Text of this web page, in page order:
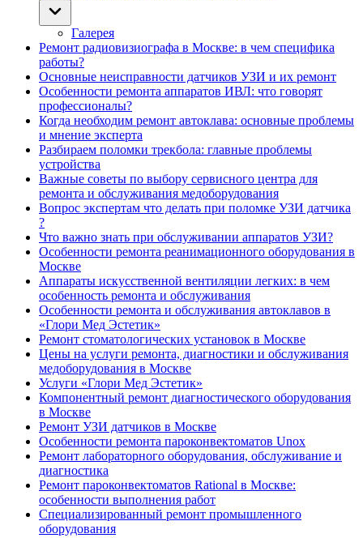
Галерея
Ремонт радиовизиографа в Москве: в чем специфика
работы?
Основные неисправности датчиков УЗИ и их ремонт
Особенности ремонта аппаратов ИВЛ: что говорят
профессионалы?
Когда необходим ремонт автоклава: основные проблемы
и мнение эксперта
Разбираем поломки трекбола: главные проблемы
устройства
Важные советы по выбору сервисного центра для
ремонта и обслуживания медоборудования
Вопрос экспертам что делать при поломке УЗИ датчика
?
Что важно знать при обслуживании аппаратов УЗИ?
Особенности ремонта реанимационного оборудования в
Москве
Аппараты искусственной вентиляции легких: в чем
особенность ремонта и обслуживания
Особенности ремонта и обслуживания автоклавов в
«Глори Мед Эстетик»
Ремонт стоматологических установок в Москве
Цены на услуги ремонта, диагностики и обслуживания
медоборудования в Москве
Услуги «Глори Мед Эстетик»
Компонентный ремонт диагностического оборудования
в Москве
Ремонт УЗИ датчиков в Москве
Особенности ремонта пароконвектоматов Unox
Ремонт лабораторного оборудования, обслуживание и
диагностика
Ремонт пароконвектоматов Rational в Москве:
особенности выполнения работ
Специализированный ремонт промышленного
оборудования